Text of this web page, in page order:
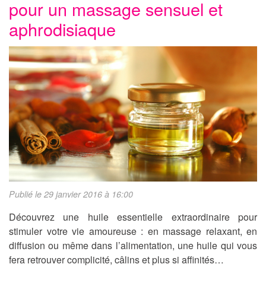
pour un massage sensuel et
aphrodisiaque
Publié le 29 janvier 2016 à 16:00
Découvrez une huile essentielle extraordinaire pour
stimuler votre vie amoureuse : en massage relaxant, en
diffusion ou même dans l’alimentation, une huile qui vous
fera retrouver complicité, câlins et plus si affinités…